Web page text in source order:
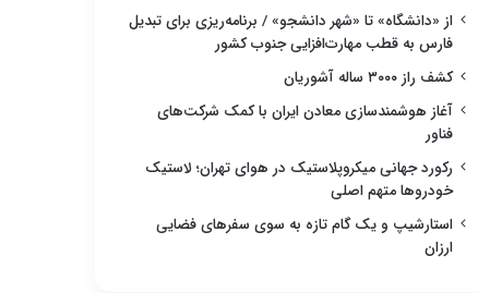
از «دانشگاه» تا «شهر دانشجو» / برنامه‌ریزی برای تبدیل
فارس به قطب مهارت‌افزایی جنوب کشور
کشف راز ۳۰۰۰ ساله آشوریان
آغاز هوشمندسازی معادن ایران با کمک شرکت‌های
فناور
رکورد جهانی میکروپلاستیک در هوای تهران؛ لاستیک
خودروها متهم اصلی
استارشیپ و یک گام تازه به سوی سفرهای فضایی
ارزان